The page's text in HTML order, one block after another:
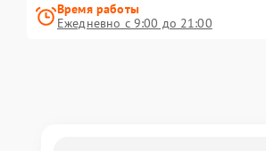
Время работы
Ежедневно с 9:00 до 21:00